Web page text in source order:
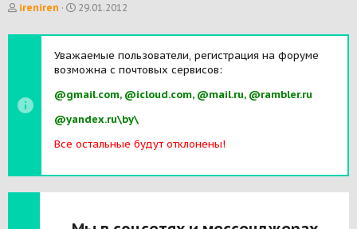
А
т
м
ы
ireniren
Д
т
н
а
а
а
29.01.2012
Уважаемые пользователи, регистрация на форуме
возможна с почтовых сервисов:
@gmail.com, @icloud.com, @mail.ru, @rambler.ru
@yandex.ru\by\
Все остальные будут отклонены!